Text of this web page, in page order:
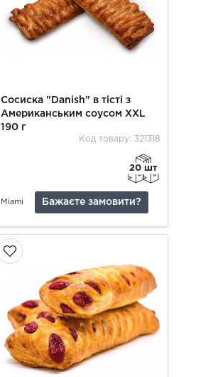
Сосиска "Danish" в тісті з
Американським соусом XXL
190 г
Код товару: 321318
20 шт
Miami Бажаєте замовити?